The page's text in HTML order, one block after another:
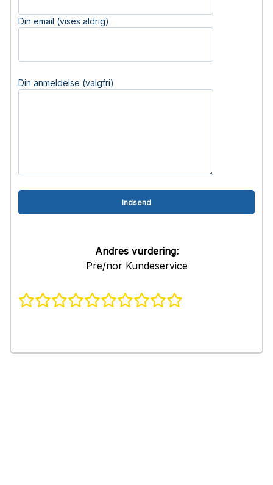
Din email (vises aldrig)
Din anmeldelse (valgfri)
Andres vurdering:
Pre/nor Kundeservice